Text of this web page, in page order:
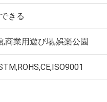
きる
,商業用遊び場,娯楽公園